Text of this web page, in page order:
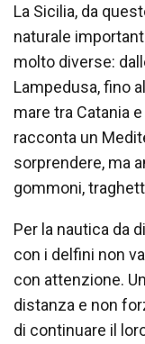
La Sicilia, da
naturale
molto diverse:
Lampedusa, fino
mare tra Catania
racconta un
sorprendere, ma
gommoni,
Per la nautica da
con i delfini non
con attenzione.
distanza e non
di continuare il